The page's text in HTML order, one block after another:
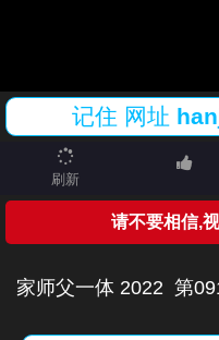
记住 网址
刷新
请不要相信,
家师父一体 2022 第